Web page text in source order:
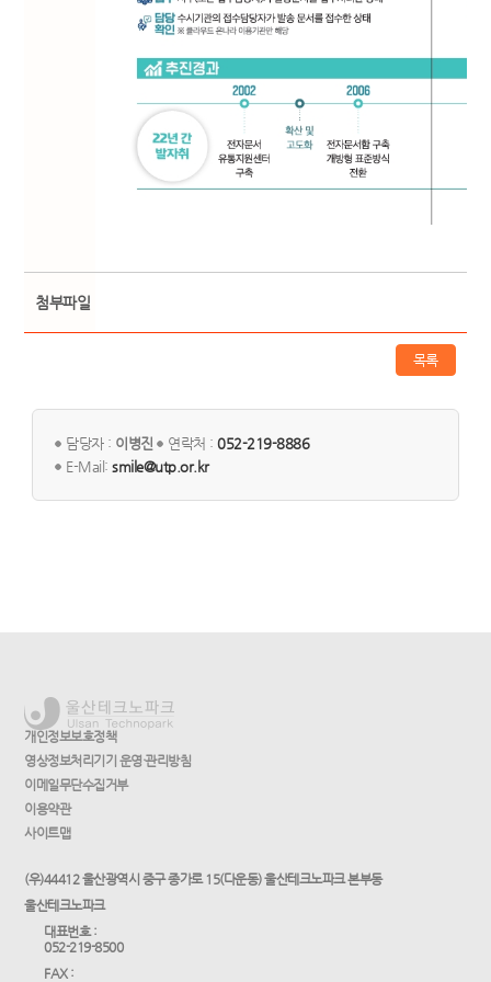
첨부파일
목록
담당자 : 이병진 연락처 :052-219-8886
E-Mail:smile@utp.or.kr
개인정보보호정책
영상정보처리기기 운영·관리방침
이메일무단수집거부
이용약관
사이트맵
(우)44412 울산광역시 중구 종가로 15(다운동) 울산테크노파크 본부동
울산테크노파크
대표번호 :
052-219-8500
FAX :